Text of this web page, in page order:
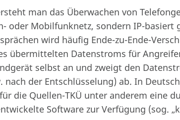
am 11. November 19 Beitrag
man das Überwachen von
oder Mobilfunknetz, sondern IP-basiert
wird häufig Ende-zu-Ende-
übermittelten Datenstroms für
selbst an und zweigt den
nach der Entschlüsselung) ab. In
die Quellen-TKÜ unter anderem eine
Software zur Verfügung (sog.